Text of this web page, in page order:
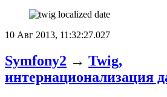
10 Авг 2013, 11:32:27.027
Symfony2 → Twig,
интернационализация